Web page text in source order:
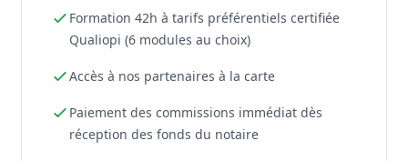
Formation 42h à tarifs préférentiels certifiée
Qualiopi (6 modules au choix)
Accès à nos partenaires à la carte
Paiement des commissions immédiat dès
réception des fonds du notaire